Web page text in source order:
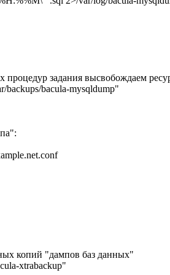
задания высвобождаем
bacula-mysqldump"
копий "дампов баз данных"
xtrabackup"